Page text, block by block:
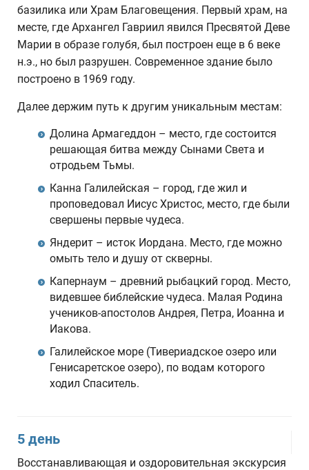
базилика или Храм Благовещения. Первый храм, на
месте, где Архангел Гавриил явился Пресвятой Деве
Марии в образе голубя, был построен еще в 6 веке
н.э., но был разрушен. Современное здание было
построено в 1969 году.
Далее держим путь к другим уникальным местам:
Долина Армагеддон – место, где состоится
решающая битва между Сынами Света и
отродьем Тьмы.
Канна Галилейская – город, где жил и
проповедовал Иисус Христос, место, где были
свершены первые чудеса.
Яндерит – исток Иордана. Место, где можно
омыть тело и душу от скверны.
Капернаум – древний рыбацкий город. Место,
видевшее библейские чудеса. Малая Родина
учеников-апостолов Андрея, Петра, Иоанна и
Иакова.
Галилейское море (Тивериадское озеро или
Генисаретское озеро), по водам которого
ходил Спаситель.
5 день
Восстанавливающая и оздоровительная экскурсия